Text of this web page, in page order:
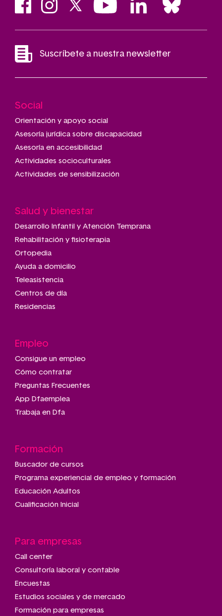
Suscríbete a nuestra newsletter
Main
navigation
Social
Orientación y apoyo social
Asesoría jurídica sobre discapacidad
Asesoría en accesibilidad
Actividades socioculturales
Actividades de sensibilización
Salud y bienestar
Desarrollo Infantil y Atención Temprana
Rehabilitación y fisioterapia
Ortopedia
Ayuda a domicilio
Teleasistencia
Centros de día
Residencias
Empleo
Consigue un empleo
Cómo contratar
Preguntas Frecuentes
App Dfaemplea
Trabaja en Dfa
Formación
Buscador de cursos
Programa experiencial de empleo y formación
Educación Adultos
Cualificación Inicial
Para empresas
Call center
Consultoría laboral y contable
Encuestas
Estudios sociales y de mercado
Formación para empresas